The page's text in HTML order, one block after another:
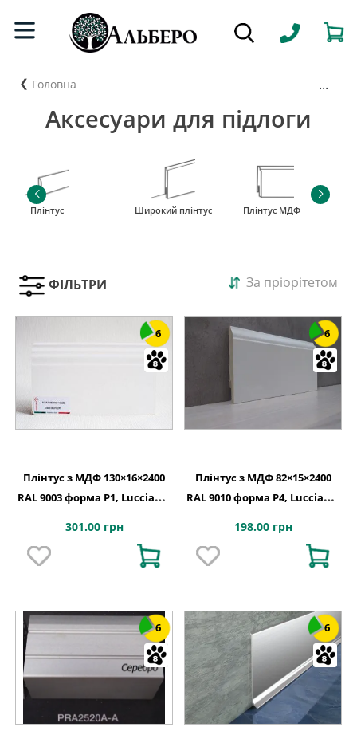
Головна ...
Аксесуари для підлоги
Плінтус Широкий плінтус Плінтус МДФ
ФІЛЬТРИ За пріорітетом
6
Плінтус з МДФ 130×16×2400
RAL 9003 форма P1, Lucciano,
301.00 грн
6
Плінтус з МДФ 82×15×2400
RAL 9010 форма P4, Lucciano,
198.00 грн
6 6